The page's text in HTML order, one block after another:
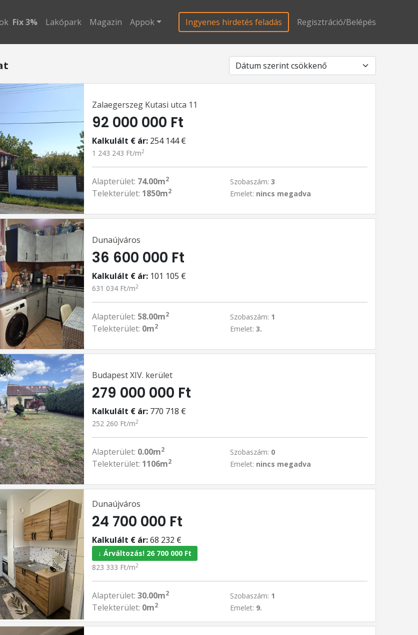
Fix 3% Lakópark Magazin Appok Ingyenes hirdetés feladás Regisztráció/Belépés
Zalaegerszeg Kutasi utca 11
92 000 000 Ft
Kalkulált € ár: 254 144 €
1 243 243 Ft/m2
Alapterület: 74.00m2
Telekterület: 1850m2
Szobaszám: 3
Emelet: nincs megadva
Dunaújváros
36 600 000 Ft
Kalkulált € ár: 101 105 €
631 034 Ft/m2
Alapterület: 58.00m2
Telekterület: 0m2
Szobaszám: 1
Emelet: 3.
Budapest XIV. kerület
279 000 000 Ft
Kalkulált € ár: 770 718 €
252 260 Ft/m2
Alapterület: 0.00m2
Telekterület: 1106m2
Szobaszám: 0
Emelet: nincs megadva
Dunaújváros
24 700 000 Ft
Kalkulált € ár:68 232 €
↓ Árváltozás! 26 700 000 Ft
823 333 Ft/m2
Alapterület:30.00m2
Telekterület: 0m2
Szobaszám: 1
Emelet: 9.